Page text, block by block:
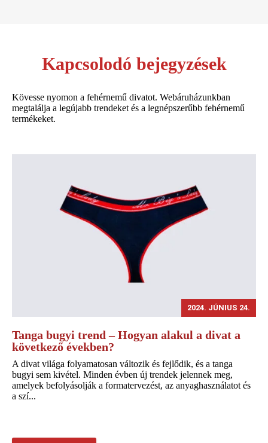
Kapcsolodó bejegyzések
Kövesse nyomon a fehérnemű divatot. Webáruházunkban
megtalálja a legújabb trendeket és a legnépszerűbb fehérnemű
termékeket.
2024. JÚNIUS 24.
Tanga bugyi trend – Hogyan alakul a divat a
következő években?
A divat világa folyamatosan változik és fejlődik, és a tanga
bugyi sem kivétel. Minden évben új trendek jelennek meg,
amelyek befolyásolják a formatervezést, az anyaghasználatot és
a szí...